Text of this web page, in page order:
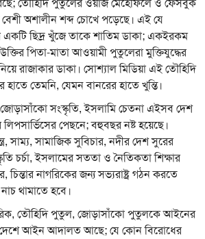
তৌহিদি পুতুলের ওয়াজ মেহেফিলে ও ফেসবুক
অশালীন শব্দ চোখে পড়েছে। এই যে
একটি ছিদ্র খুঁজে তাকে শাতিম ডাকা; একইরকম
পিতা-মাতা আওয়ামী পুতুলেরা মুক্তিযুদ্ধের
রাজাকার ডাকা। সোশ্যাল মিডিয়া এই তৌহিদি
তেমনি, যেমন বানরের হাতে খুন্তি।
জোড়াসাঁকো সংস্কৃতি, ইসলামি চেতনা এইসব দেশ
পেছনে; বহুবছর নষ্ট হয়েছে।
সাম্য, সামাজিক সুবিচার, নদীর দেশ সুরের
চর্চা, ইসলামের সততা ও নৈতিকতা শিক্ষার
নাগরিকের জন্য সভ্যরাষ্ট্র গঠন করতে
থামাতে হবে।
তৌহিদি পুতুল, জোড়াসাঁকো পুতুলকে আইনের
দেশে আইন আদালত আছে; যে কোন বিরোধের